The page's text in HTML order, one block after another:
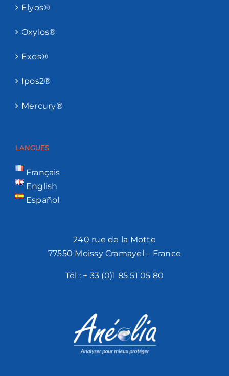
Elyos®
Oxylos®
Exos®
Ipos2®
Mercury®
LANGUES
Français
English
Español
240 rue de la Motte
77550 Moissy Cramayel – France
Tél : + 33 (0)1 85 51 05 80